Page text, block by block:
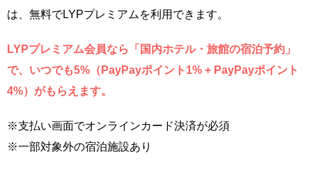
は、無料でLYPプレミアムを利用できます。
LYPプレミアム会員なら「国内ホテル・旅館の宿泊予約」
で、いつでも5%（PayPayポイント1% + PayPayポイント
4%）がもらえます。
※支払い画面でオンラインカード決済が必須
※一部対象外の宿泊施設あり